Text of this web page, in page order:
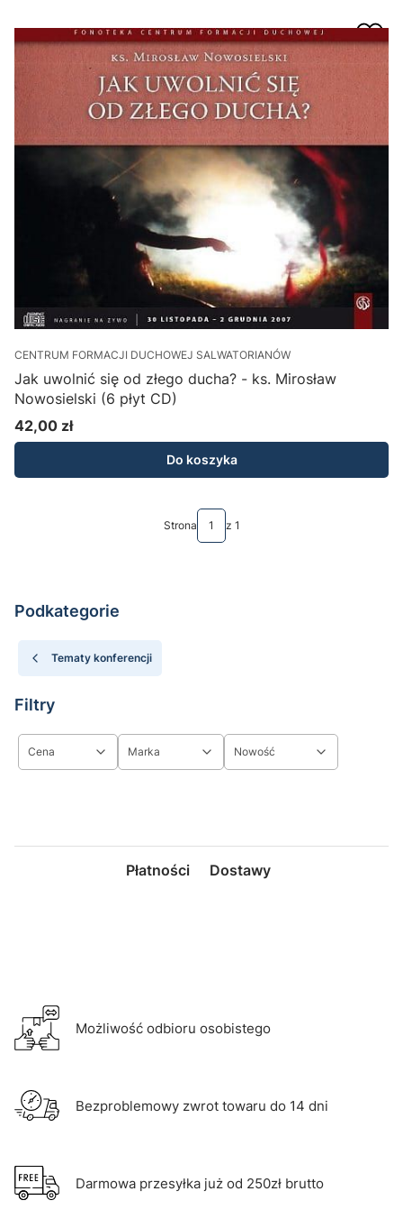
CENTRUM FORMACJI DUCHOWEJ SALWATORIANÓW
Jak uwolnić się od złego ducha? - ks. Mirosław
Nowosielski (6 płyt CD)
Cena
42,00 zł
Do koszyka
Strona z 1
Podkategorie
Tematy konferencji
Filtry
Cena Marka Nowość
Płatności